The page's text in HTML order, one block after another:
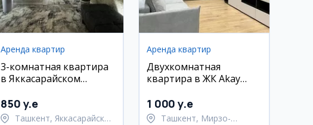
Аренда квартир
3-комнатная квартира
в Яккасарайском
850 y.e
Ташкент, Яккасарайский
Аренда квартир
Двухкомнатная
квартира в ЖК Akay
1 000 y.e
Ташкент, Мирзо-